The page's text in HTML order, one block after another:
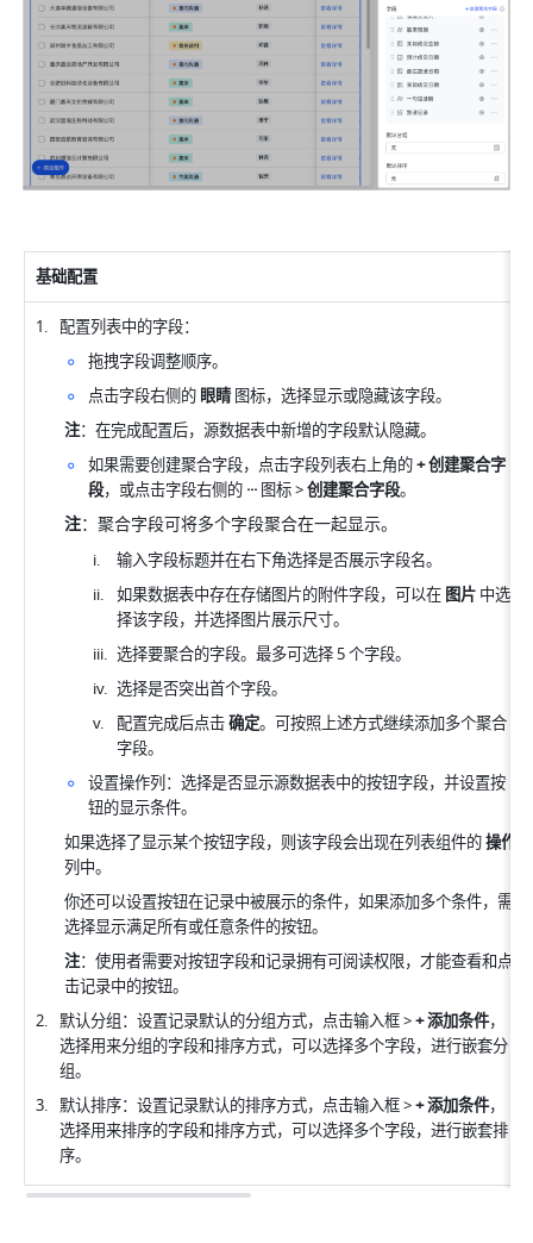
基础配置
配置列表中的字段：
拖拽字段调整顺序。
点击字段右侧的 眼睛 图标，选择显示或隐藏该字段。
注：在完成配置后，源数据表中新增的字段默认隐藏。
如果需要创建聚合字段，点击字段列表右上角的 + 创建聚合字
段，或点击字段右侧的 ··· 图标 > 创建聚合字段。
注：聚合字段可将多个字段聚合在一起显示。
输入字段标题并在右下角选择是否展示字段名。
如果数据表中存在存储图片的附件字段，可以在 图片 中选
择该字段，并选择图片展示尺寸。
选择要聚合的字段。最多可选择 5 个字段。
选择是否突出首个字段。
配置完成后点击 确定。可按照上述方式继续添加多个聚合
字段。
设置操作列：选择是否显示源数据表中的按钮字段，并设置按
钮的显示条件。
如果选择了显示某个按钮字段，则该字段会出现在列表组件的 操作
列中。
你还可以设置按钮在记录中被展示的条件，如果添加多个条件，需
选择显示满足所有或任意条件的按钮。
注：使用者需要对按钮字段和记录拥有可阅读权限，才能查看和点
击记录中的按钮。
默认分组：设置记录默认的分组方式，点击输入框 > + 添加条件，
选择用来分组的字段和排序方式，可以选择多个字段，进行嵌套分
组。
默认排序：设置记录默认的排序方式，点击输入框 > + 添加条件，
选择用来排序的字段和排序方式，可以选择多个字段，进行嵌套排
序。